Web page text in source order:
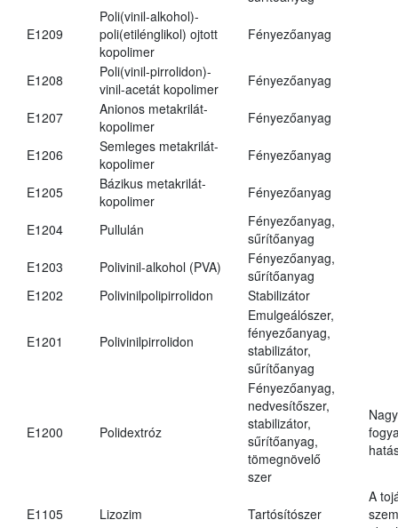
E1209
Poli(vinil-alkohol)-
poli(etilénglikol) ojtott
kopolimer
Fényezőanyag
E1208
Poli(vinil-pirrolidon)-
vinil-acetát kopolimer
Fényezőanyag
E1207
Anionos metakrilát-
kopolimer
Fényezőanyag
E1206
Semleges metakrilát-
kopolimer
Fényezőanyag
E1205
Bázikus metakrilát-
kopolimer
Fényezőanyag
E1204 Pullulán
Fényezőanyag,
sűrítőanyag
E1203
Polivinil-alkohol (PVA)
Fényezőanyag,
sűrítőanyag
E1202
Polivinilpolipirrolidon Stabilizátor
E1201 Polivinilpirrolidon
Emulgeálószer,
fényezőanyag,
stabilizátor,
sűrítőanyag
E1200 Polidextróz
Fényezőanyag,
nedvesítőszer,
stabilizátor,
sűrítőanyag,
tömegnövelő
szer
E1105 Lizozim Tartósítószer
A